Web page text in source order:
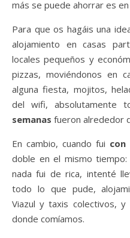
más se puede ahorrar es
Para que os hagáis una
alojamiento en casas
locales pequeños y
pizzas, moviéndonos en
alguna fiesta, mojitos,
del wifi, absolutamente
semanas fueron alrededor
En cambio, cuando fui con
doble en el mismo tiempo:
nada fui de rica, intenté
todo lo que pude,
Viazul y taxis colectivos,
donde comíamos.